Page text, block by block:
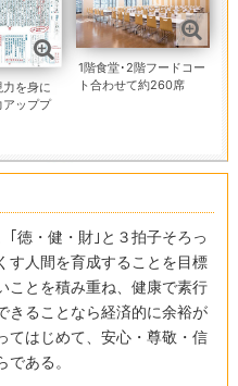
を身に
ッププ
1階食堂･2階フードコー
ト合わせて約260席
｢徳・健・財｣と３拍子そろっ
す人間を育成することを目標
ことを積み重ね、健康で素行
きることなら経済的に余裕が
てはじめて、安心・尊敬・信
ある。